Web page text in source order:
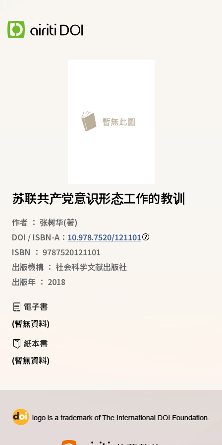
苏联共产党意识形态工作的教训
作者 ： 张树华(著)
DOI / ISBN-A： 10.978.7520/121101
ISBN ： 9787520121101
出版機構 ： 社会科学文献出版社
出版年 ： 2018
電子書
(暫無資料)
紙本書
(暫無資料)